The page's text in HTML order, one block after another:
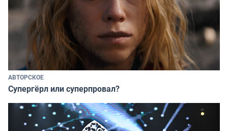
АВТОРСКОЕ
Супергёрл или суперпровал?